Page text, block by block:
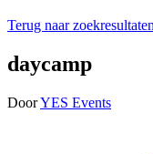
Terug naar zoekresultaten
daycamp
DoorYES Events